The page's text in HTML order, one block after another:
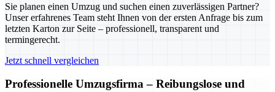
Sie planen einen Umzug und suchen einen zuverlässigen Partner?
Unser erfahrenes Team steht Ihnen von der ersten Anfrage bis zum
letzten Karton zur Seite – professionell, transparent und
termingerecht.
Jetzt schnell vergleichen
Professionelle Umzugsfirma – Reibungslose und